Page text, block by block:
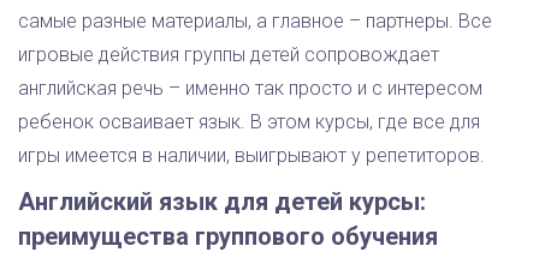
самые разные материалы, а главное – партнеры. Все
игровые действия группы детей сопровождает
английская речь – именно так просто и с интересом
ребенок осваивает язык. В этом курсы, где все для
игры имеется в наличии, выигрывают у репетиторов.
Английский язык для детей курсы:
преимущества группового обучения